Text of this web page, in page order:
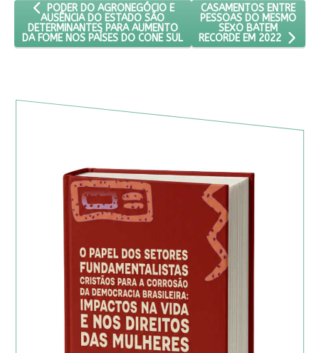
ARTIGO ANTERIOR: PODER DO AGRONEGÓCIO E AUSÊNCIA
PODER DO AGRONEGÓCIO E
AUSÊNCIA DO ESTADO SÃO
DETERMINANTES PARA AUMENTO
DA FOME NOS PAÍSES DO CONE SUL
PRÓXIMO ARTIGO:
CASAMENTOS ENTRE
PESSOAS DO MESMO
SEXO BATEM
RECORDE EM 2022